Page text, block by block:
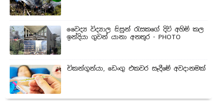
වෛද්‍ය විද්‍යාල සිසුන් ‍රැසකගේ දිවි අහිමි කල
ඉන්දියා ගුවන් යානා අනතුර - PHOTO
චිකන්ගුන්යා, ඩෙංගු එකවර සෑදීමේ අවදානමක්